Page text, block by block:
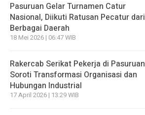
Pasuruan Gelar Turnamen Catur
Nasional, Diikuti Ratusan Pecatur dari
Berbagai Daerah
18 Mei 2026 | 06:47 WIB
Rakercab Serikat Pekerja di Pasuruan
Soroti Transformasi Organisasi dan
Hubungan Industrial
17 April 2026 | 13:29 WIB